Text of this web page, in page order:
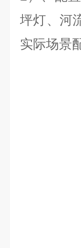
坪灯
实际场景